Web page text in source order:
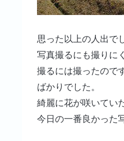
思った以上の人出で
写真撮るにも撮りに
撮るには撮ったので
ばかりでした。
綺麗に花が咲いてい
今日の一番良かった